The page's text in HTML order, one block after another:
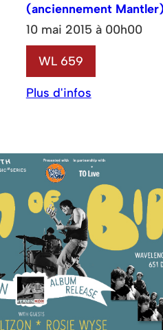
(anciennement
10 mai 2015 à 00h00
WL 659
Plus d'infos